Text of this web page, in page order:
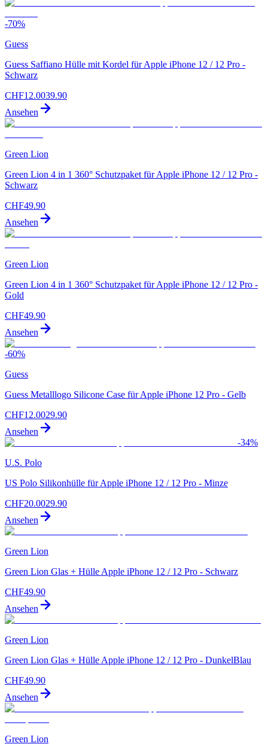
-70%
Guess
Guess Saffiano Hülle mit Kordel für Apple iPhone 12 / 12 Pro -
Schwarz
CHF12.0039.90
Ansehen
Green Lion
Green Lion 4 in 1 360° Schutzpaket für Apple iPhone 12 / 12 Pro -
Schwarz
CHF49.90
Ansehen
Green Lion
Green Lion 4 in 1 360° Schutzpaket für Apple iPhone 12 / 12 Pro -
Gold
CHF49.90
Ansehen
-60%
Guess
Guess Metalllogo Silicone Case für Apple iPhone 12 Pro - Gelb
CHF12.0029.90
Ansehen
-34%
U.S. Polo
US Polo Silikonhülle für Apple iPhone 12 / 12 Pro - Minze
CHF20.0029.90
Ansehen
Green Lion
Green Lion Glas + Hülle Apple iPhone 12 / 12 Pro - Schwarz
CHF49.90
Ansehen
Green Lion
Green Lion Glas + Hülle Apple iPhone 12 / 12 Pro - DunkelBlau
CHF49.90
Ansehen
Green Lion